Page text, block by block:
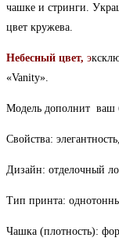
чашке и стринги. У
цвет кружева.
Небесный цвет, э
«Vanity».
Модель дополнит ваш
Свойства:
Дизайн: отделочный
Тип принта:
Чашка (плотность):